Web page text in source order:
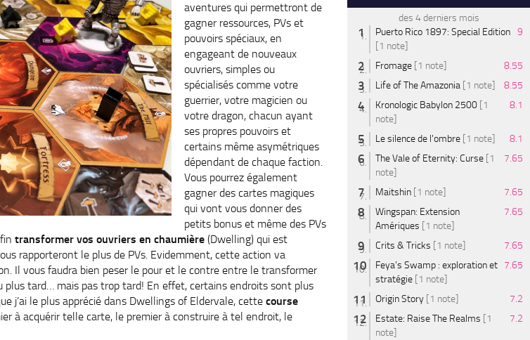
aventures qui permettront de
gagner ressources, PVs et
pouvoirs spéciaux, en
engageant de nouveaux
ouvriers, simples ou
spécialisés comme votre
guerrier, votre magicien ou
votre dragon, chacun ayant
ses propres pouvoirs et
certains même asymétriques
dépendant de chaque faction.
Vous pourrez également
gagner des cartes magiques
qui vont vous donner des
petits bonus et même des PVs
transformer vos ouvriers en chaumière (Dwelling) qui est
rapporteront le plus de PVs. Evidemment, cette action va
Il vous faudra bien peser le pour et le contre entre le transformer
plus tard… mais pas trop tard! En effet, certains endroits sont plus
j’ai le plus apprécié dans Dwellings of Eldervale, cette course
à acquérir telle carte, le premier à construire à tel endroit, le
des 4 derniers mois
Puerto Rico 1897: Special Edition
[1 note]
9
Fromage [1 note]
8.55
Life of The Amazonia [1 note]
8.55
Kronologic Babylon 2500 [1
note]
8.1
Le silence de l'ombre [1 note]
8.1
The Vale of Eternity: Curse [1
note]
7.65
Maitshin [1 note]
7.65
Wingspan: Extension
Amériques [1 note]
7.65
Crits & Tricks [1 note]
7.65
Feya’s Swamp : exploration et
stratégie [1 note]
7.65
Origin Story [1 note]
7.2
Estate: Raise The Realms [1
note]
7.2